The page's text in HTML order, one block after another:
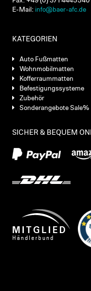
E-Mail: info@baer-afc.de
KATEGORIEN
Auto Fußmatten
Wohnmobilmatten
Kofferraummatten
Befestigungssysteme
Zubehör
Sonderangebote Sale%
SICHER & BEQUEM